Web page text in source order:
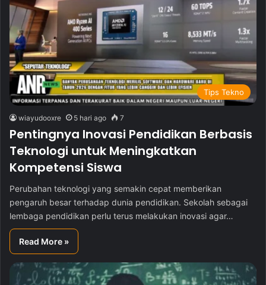
Tips Tekno
wiayudooxre 5 hari ago 7
Pentingnya Inovasi Pendidikan Berbasis
Teknologi untuk Meningkatkan
Kompetensi Siswa
Perubahan teknologi yang semakin cepat memberikan
pengaruh besar terhadap dunia pendidikan. Sekolah sebagai
lembaga pendidikan perlu terus melakukan inovasi agar…
Read More »